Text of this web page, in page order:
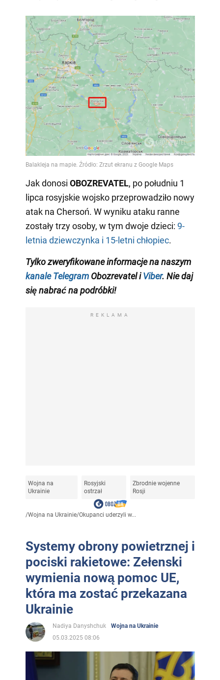
Jak donosi OBOZREVATEL, po południu 1
lipca rosyjskie wojsko przeprowadziło nowy
atak na Chersoń. W wyniku ataku ranne
zostały trzy osoby, w tym dwoje dzieci: 9-
letnia dziewczynka i 15-letni chłopiec.
Tylko zweryfikowane informacje na naszym
kanale TelegramObozrevatel iViber. Nie daj
się nabrać na podróbki!
REKLAMA
Wojna na
Ukrainie
Rosyjski
ostrzał
Zbrodnie wojenne
Rosji
/Wojna na Ukrainie/Okupanci uderzyli w...
Systemy obrony powietrznej i
pociski rakietowe: Zełenski
wymienia nową pomoc UE,
która ma zostać przekazana
Ukrainie
Nadiya Danyshchuk
Wojna na Ukrainie
05.03.2025 08:06